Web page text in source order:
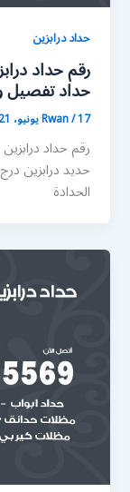
حداد درابزين
حداد تفصيل
Rwan/17 يونيو، 2021
رقم حداد
حديد درابزين
الحدادة